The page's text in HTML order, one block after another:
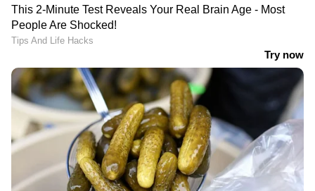
സെമിയില്‍ പുറത്ത്
LATEST VIDEOS
തൃശൂരിൽ യുവമോർച്ച പ്രതിഷേധം
പ്രതിപക്ഷ വികാരം അമിത് ഷായെ
അറിയിക്കണം; നിർദേശം നൽകി
രാജ്യസഭ അധ്യക്ഷൻ | Amit shah |